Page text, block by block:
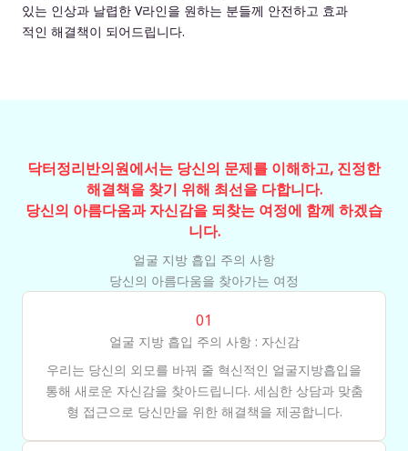
있는 인상과 날렵한 V라인을 원하는 분들께 안전하고 효과
적인 해결책이 되어드립니다.
닥터정리반의원에서는 당신의 문제를 이해하고, 진정한
해결책을 찾기 위해 최선을 다합니다.
당신의 아름다움과 자신감을 되찾는 여정에 함께 하겠습
니다.
얼굴 지방 흡입 주의 사항
당신의 아름다움을 찾아가는 여정
01
얼굴 지방 흡입 주의 사항 : 자신감
우리는 당신의 외모를 바꿔 줄 혁신적인 얼굴지방흡입을
통해 새로운 자신감을 찾아드립니다. 세심한 상담과 맞춤
형 접근으로 당신만을 위한 해결책을 제공합니다.